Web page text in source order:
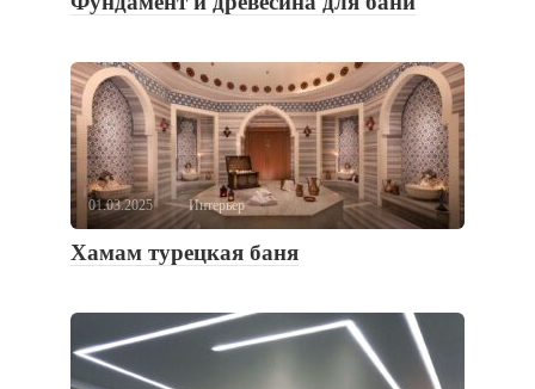
01.03.2025 Интерьер
Хамам турецкая баня